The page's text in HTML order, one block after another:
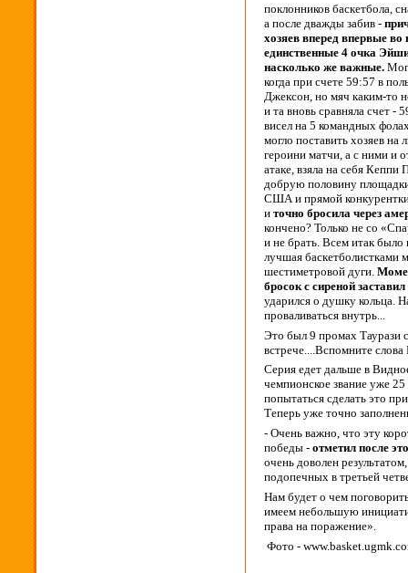
поклонников баскетбола,
а после дважды забив -
хозяев вперед впервые
единственные 4 очка
насколько же важные.
когда при счете 59:57 в
Джексон, но мяч каким-то
и та вновь сравняла счет -
висел на 5 командных
могло поставить хозяев
героини матчи, а с ними и
атаке, взяла на себя Кеппи
добрую половину
США и прямой
и точно бросила через
кончено? Только не со
и не брать. Всем итак
лучшая баскетболистками
шестиметровой дуги.
бросок с сиреной
ударился о душку кольца.
проваливаться внутрь...
Это был 9 промах Таурази
встрече....Вспомните
Серия едет дальше в
чемпионское звание уже
попытаться сделать это
Теперь уже точно
- Очень важно, что эту
победы - отметил после
очень доволен
подопечных в третьей
Нам будет о чем
имеем небольшую
права на поражение».
Фото -